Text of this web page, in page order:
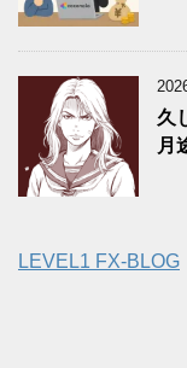
久
月
LEVEL1 FX-BLOG